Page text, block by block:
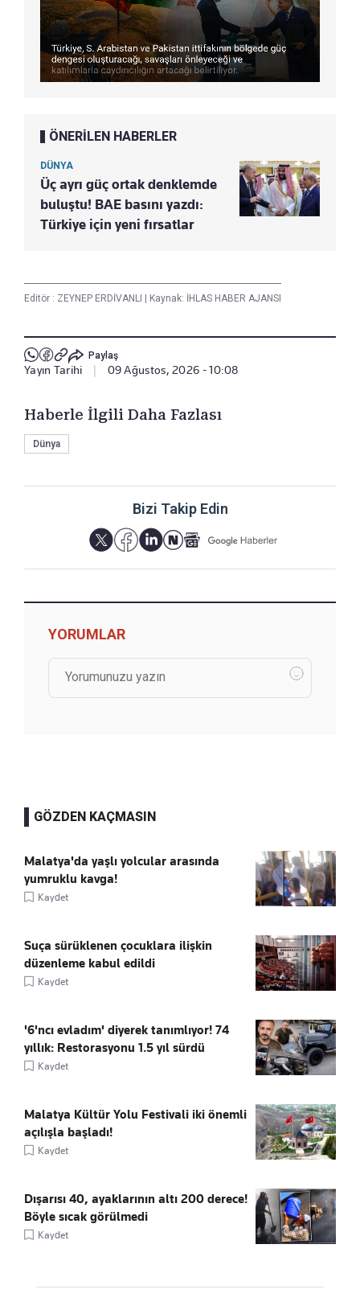
ÖNERİLEN HABERLER
DÜNYA
Üç ayrı güç ortak denklemde
buluştu! BAE basını yazdı:
Türkiye için yeni fırsatlar
Editör : ZEYNEP ERDİVANLI | Kaynak: İHLAS HABER AJANSI
Paylaş
Yayın Tarihi | 09 Ağustos, 2026 - 10:08
Haberle İlgili Daha Fazlası
Dünya
Bizi Takip Edin
YORUMLAR
GÖZDEN KAÇMASIN
Malatya'da yaşlı yolcular arasında
yumruklu kavga!
Kaydet
Suça sürüklenen çocuklara ilişkin
düzenleme kabul edildi
Kaydet
'6'ncı evladım' diyerek tanımlıyor! 74
yıllık: Restorasyonu 1.5 yıl sürdü
Kaydet
Malatya Kültür Yolu Festivali iki önemli
açılışla başladı!
Kaydet
Dışarısı 40, ayaklarının altı 200 derece!
Böyle sıcak görülmedi
Kaydet